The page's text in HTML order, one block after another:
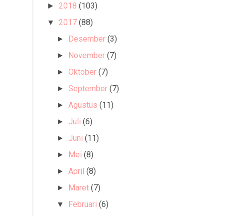
► 2018 (103)
▼ 2017 (88)
► Desember (3)
► November (7)
►Oktober (7)
►September (7)
►Agustus (11)
► Juli (6)
► Juni (11)
► Mei (8)
►April (8)
► Maret (7)
▼ Februari (6)